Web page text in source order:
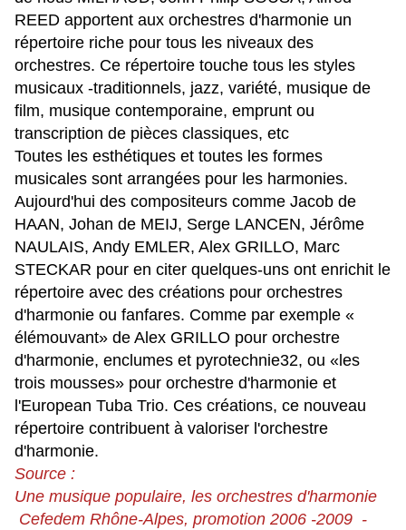
REED apportent aux orchestres d'harmonie un
répertoire riche pour tous les niveaux des
orchestres. Ce répertoire touche tous les styles
musicaux -traditionnels, jazz, variété, musique de
film, musique contemporaine, emprunt ou
transcription de pièces classiques, etc
Toutes les esthétiques et toutes les formes
musicales sont arrangées pour les harmonies.
Aujourd'hui des compositeurs comme Jacob de
HAAN, Johan de MEIJ, Serge LANCEN, Jérôme
NAULAIS, Andy EMLER, Alex GRILLO, Marc
STECKAR pour en citer quelques-uns ont enrichit le
répertoire avec des créations pour orchestres
d'harmonie ou fanfares. Comme par exemple «
élémouvant» de Alex GRILLO pour orchestre
d'harmonie, enclumes et pyrotechnie32, ou «les
trois mousses» pour orchestre d'harmonie et
l'European Tuba Trio. Ces créations, ce nouveau
répertoire contribuent à valoriser l'orchestre
d'harmonie.
Source :
Une musique populaire, les orchestres d'harmonie
Cefedem Rhône-Alpes, promotion 2006 -2009 -